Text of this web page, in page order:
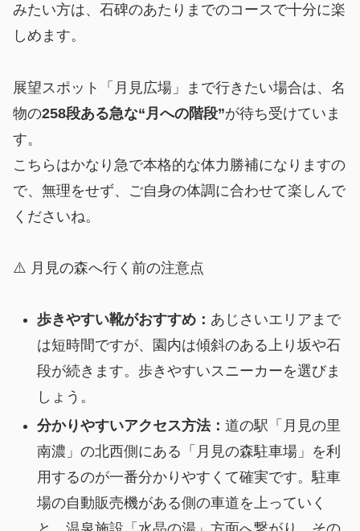
みたい方は、石碑のあたりまでのコースで十分に楽
しめます。
展望スポット「月見広場」まで行きたい場合は、名
物の258段ある急な“月への階段”が待ち受けていま
す。
こちらはかなり急で本格的な体力勝補になりますの
で、無理をせず、ご自身の体調に合わせて楽しんで
くださいね。
⚠️ 月見の森へ行く前の注意点
歩きやすい靴がおすすめ： あじさいエリアまで
は短時間ですが、園内は傾斜のある上り坂や石
段が続きます。歩きやすいスニーカーを選びま
しょう。
分かりやすいアクセス方法： 道の駅「月見の里
南濃」の北西側にある「月見の森駐車場」を利
用するのが一番分かりやすくて確実です。駐車
場の自動販売機がある側の車道を上っていく